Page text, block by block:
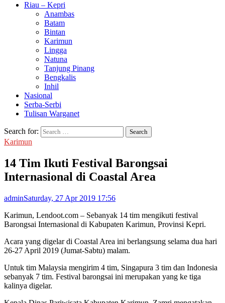
Riau – Kepri
Anambas
Batam
Bintan
Karimun
Lingga
Natuna
Tanjung Pinang
Bengkalis
Inhil
Nasional
Serba-Serbi
Tulisan Warganet
Search for:
Karimun
14 Tim Ikuti Festival Barongsai
Internasional di Coastal Area
adminSaturday, 27 Apr 2019 17:56
Karimun, Lendoot.com – Sebanyak 14 tim mengikuti festival
Barongsai Internasional di Kabupaten Karimun, Provinsi Kepri.
Acara yang digelar di Coastal Area ini berlangsung selama dua hari
26-27 April 2019 (Jumat-Sabtu) malam.
Untuk tim Malaysia mengirim 4 tim, Singapura 3 tim dan Indonesia
sebanyak 7 tim. Festival barongsai ini merupakan yang ke tiga
kalinya digelar.